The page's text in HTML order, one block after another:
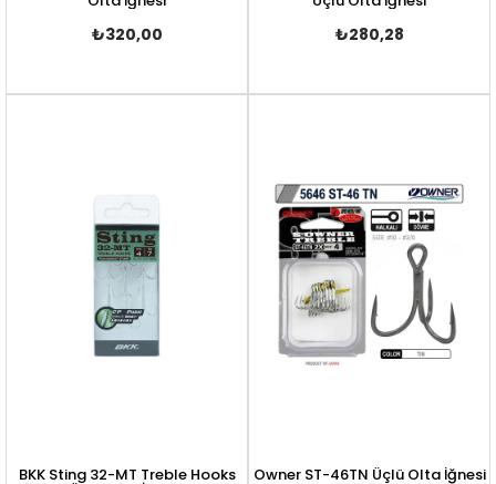
₺320,00 ₺280,28
BKK Sting 32-MT Treble Hooks Owner ST-46TN Üçlü Olta İğnesi